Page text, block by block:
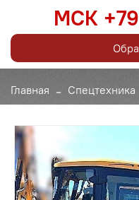
Главная Спецтехника
МСК